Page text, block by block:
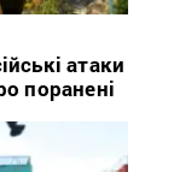
атаки
поранені